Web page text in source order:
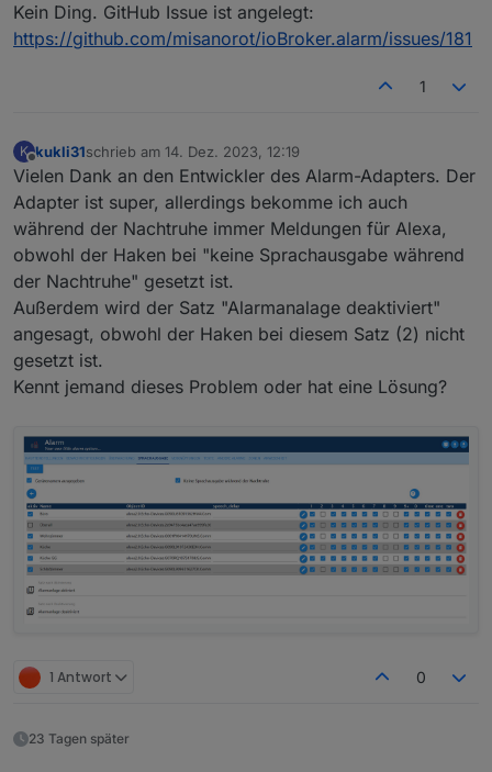
Kein Ding. GitHub Issue ist angelegt:
https://github.com/misanorot/ioBroker.alarm/issues/181
1
K
Offline
kukli31schrieb am 14. Dez. 2023, 12:19
zuletzt editiert von
Vielen Dank an den Entwickler des Alarm-Adapters. Der
Adapter ist super, allerdings bekomme ich auch
während der Nachtruhe immer Meldungen für Alexa,
obwohl der Haken bei "keine Sprachausgabe während
der Nachtruhe" gesetzt ist.
Außerdem wird der Satz "Alarmanalage deaktiviert"
angesagt, obwohl der Haken bei diesem Satz (2) nicht
gesetzt ist.
Kennt jemand dieses Problem oder hat eine Lösung?
1 Antwort 0
23 Tagen später